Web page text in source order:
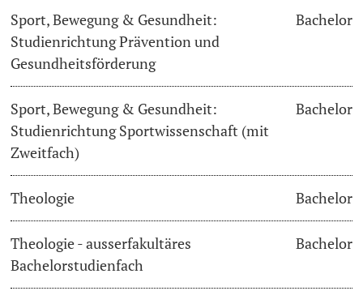
Sport, Bewegung & Gesundheit:
Studienrichtung Prävention und
Gesundheitsförderung
Bachelor
Sport, Bewegung & Gesundheit:
Studienrichtung Sportwissenschaft (mit
Zweitfach)
Bachelor
Theologie Bachelor
Theologie - ausserfakultäres
Bachelorstudienfach
Bachelor